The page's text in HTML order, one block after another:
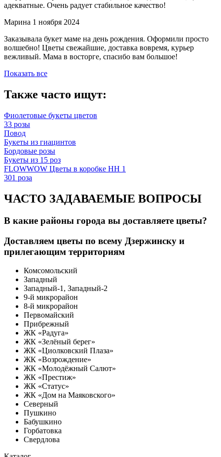
адекватные. Очень радует стабильное качество!
Марина 1 ноября 2024
Заказывала букет маме на день рождения. Оформили просто
волшебно! Цветы свежайшие, доставка вовремя, курьер
вежливый. Мама в восторге, спасибо вам большое!
Показать все
Также часто ищут:
Фиолетовые букеты цветов
33 розы
Повод
Букеты из гиацинтов
Бордовые розы
Букеты из 15 роз
FLOWWOW Цветы в коробке НН 1
301 роза
ЧАСТО ЗАДАВАЕМЫЕ ВОПРОСЫ
В какие районы города вы доставляете цветы?
Доставляем цветы по всему Дзержинску и
прилегающим территориям
Комсомольский
Западный
Западный-1, Западный-2
9-й микрорайон
8-й микрорайон
Первомайский
Прибрежный
ЖК «Радуга»
ЖК «Зелёный берег»
ЖК «Циолковский Плаза»
ЖК «Возрождение»
ЖК «Молодёжный Салют»
ЖК «Престиж»
ЖК «Статус»
ЖК «Дом на Маяковского»
Северный
Пушкино
Бабушкино
Горбатовка
Свердлова